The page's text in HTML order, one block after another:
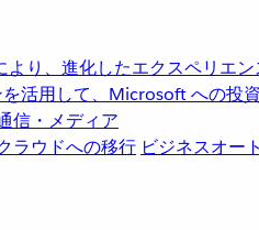
より、進化したエクスペリエ
活用して、Microsoft への投資
信・メディア
ラウドへの移行 ビジネスオー